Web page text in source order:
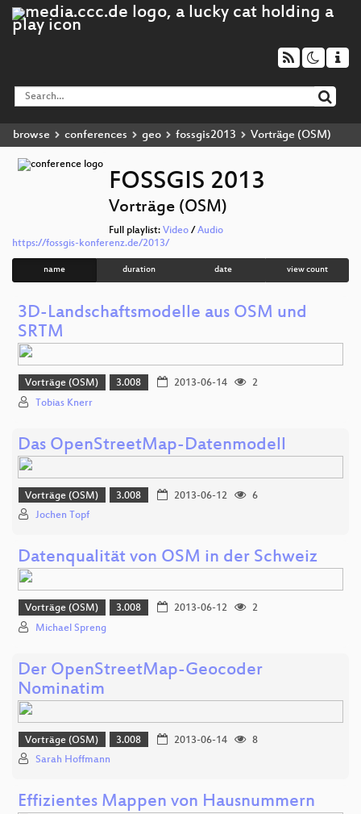
browse conferences geo fossgis2013 Vorträge (OSM)
FOSSGIS 2013
Vorträge (OSM)
Full playlist: Video / Audio
https://fossgis-konferenz.de/2013/
name duration date view count
3D-Landschaftsmodelle aus OSM und
SRTM
Vorträge (OSM) 3.008 2013-06-14
2
Tobias Knerr
Das OpenStreetMap-Datenmodell
Vorträge (OSM) 3.008 2013-06-12
6
Jochen Topf
Datenqualität von OSM in der Schweiz
Vorträge (OSM) 3.008 2013-06-12
2
Michael Spreng
Der OpenStreetMap-Geocoder
Nominatim
Vorträge (OSM) 3.008 2013-06-14
8
Sarah Hoffmann
Effizientes Mappen von Hausnummern